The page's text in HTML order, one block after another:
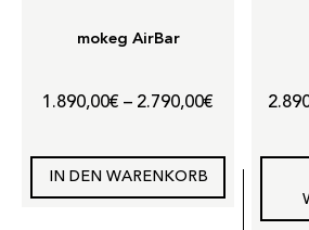
mokeg AirBar
1.890,00€ – 2.790,00€
bis
IN DEN WARENKORB